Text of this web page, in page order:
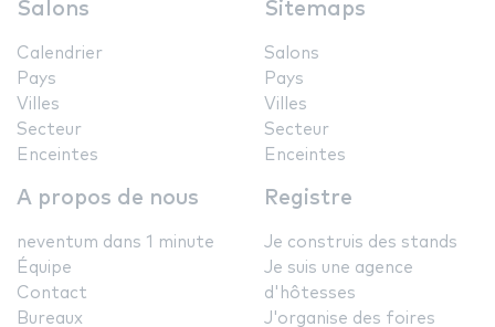
Salons
Calendrier
Pays
Villes
Secteur
Enceintes
Sitemaps
Salons
Pays
Villes
Secteur
Enceintes
A propos de nous
neventum dans 1 minute
Équipe
Contact
Bureaux
Registre
Je construis des stands
Je suis une agence
d'hôtesses
J'organise des foires